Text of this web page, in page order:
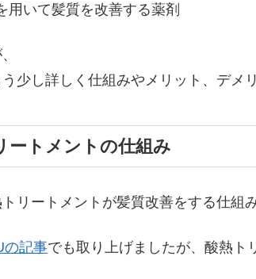
用いて髪質を改善する薬剤
少し詳しく仕組みやメリット、デメ
ートメントの仕組み
リートメントが髪質改善をする仕組
の記事でも取り上げましたが、酸熱ト